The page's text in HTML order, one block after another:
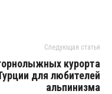
Следующая статья
курорта
для любителей
альпинизма